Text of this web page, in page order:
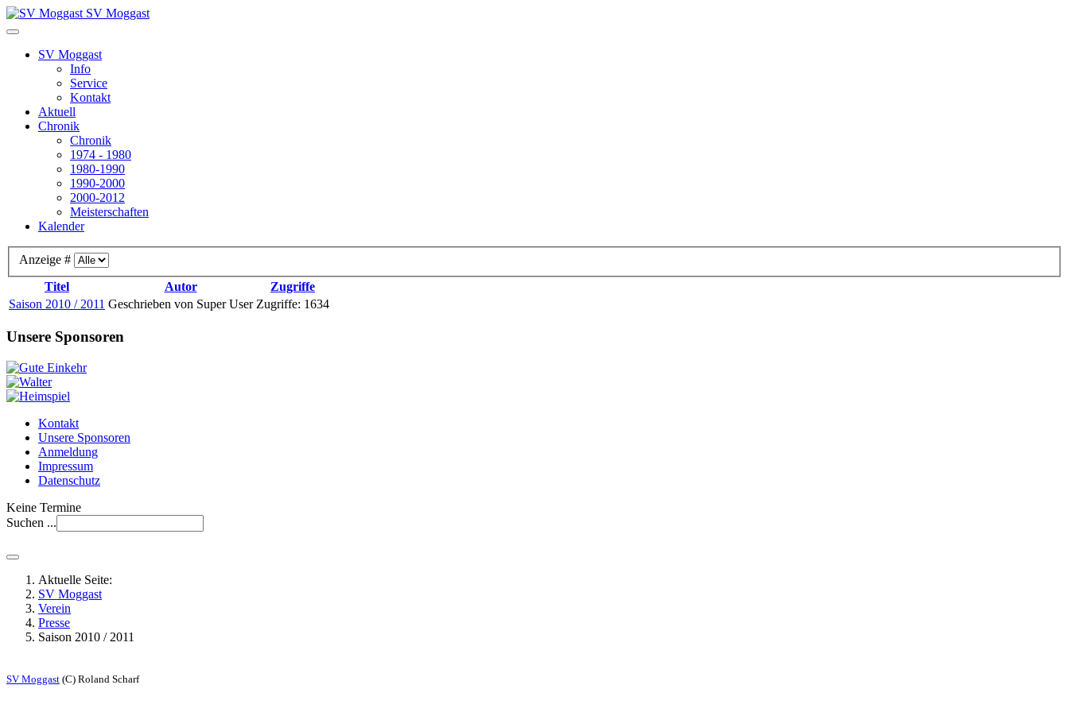
SV Moggast
SV Moggast
Info
Service
Kontakt
Aktuell
Chronik
Chronik
1974 - 1980
1980-1990
1990-2000
2000-2012
Meisterschaften
Kalender
Anzeige #
Titel
Autor
Zugriffe
Saison 2010 / 2011 Geschrieben von Super User Zugriffe: 1634
Unsere Sponsoren
Kontakt
Unsere Sponsoren
Anmeldung
Impressum
Datenschutz
Keine Termine
Suchen ...
Aktuelle Seite:
SV Moggast
Verein
Presse
Saison 2010 / 2011
SV Moggast (C) Roland Scharf